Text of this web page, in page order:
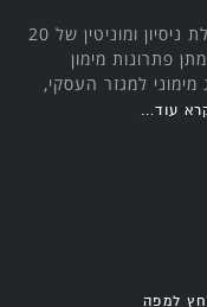
חברת אמריקן ליס הינה חברת וותיקה בעלת ניסיון ומוניטין של 20
פתרונות מימון
למגזר העסקי,
עוד...
למפה